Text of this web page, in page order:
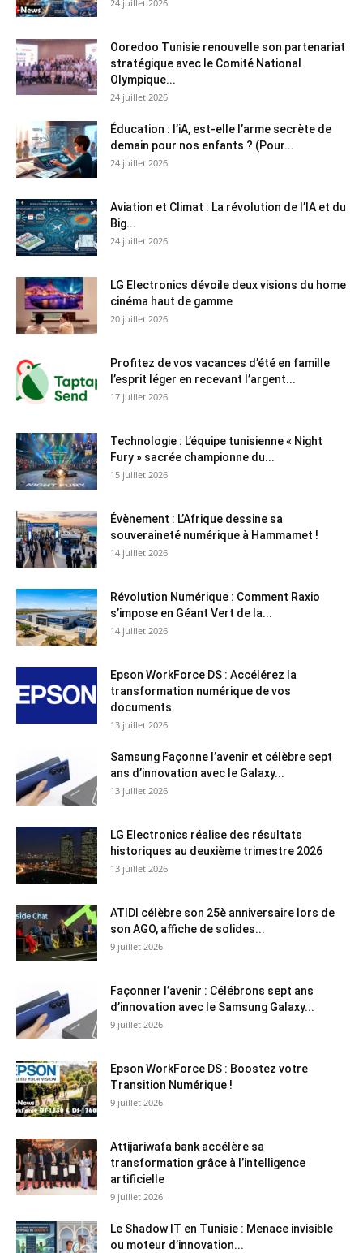
24 juillet 2026
Ooredoo Tunisie renouvelle son partenariat
stratégique avec le Comité National
Olympique...
24 juillet 2026
Éducation : l’iA, est-elle l’arme secrète de
demain pour nos enfants ? (Pour...
24 juillet 2026
Aviation et Climat : La révolution de l’IA et du
Big...
24 juillet 2026
LG Electronics dévoile deux visions du home
cinéma haut de gamme
20 juillet 2026
Profitez de vos vacances d’été en famille
l’esprit léger en recevant l’argent...
17 juillet 2026
Technologie : L’équipe tunisienne « Night
Fury » sacrée championne du...
15 juillet 2026
Évènement : L’Afrique dessine sa
souveraineté numérique à Hammamet !
14 juillet 2026
Révolution Numérique : Comment Raxio
s’impose en Géant Vert de la...
14 juillet 2026
Epson WorkForce DS : Accélérez la
transformation numérique de vos
documents
13 juillet 2026
Samsung Façonne l’avenir et célèbre sept
ans d’innovation avec le Galaxy...
13 juillet 2026
LG Electronics réalise des résultats
historiques au deuxième trimestre 2026
13 juillet 2026
ATIDI célèbre son 25è anniversaire lors de
son AGO, affiche de solides...
9 juillet 2026
Façonner l’avenir : Célébrons sept ans
d’innovation avec le Samsung Galaxy...
9 juillet 2026
Epson WorkForce DS : Boostez votre
Transition Numérique !
9 juillet 2026
Attijariwafa bank accélère sa
transformation grâce à l’intelligence
artificielle
9 juillet 2026
Le Shadow IT en Tunisie : Menace invisible
ou moteur d’innovation...